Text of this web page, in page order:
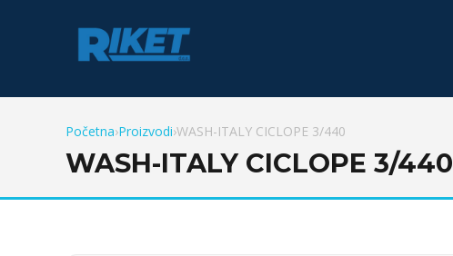
Početna›Proizvodi›WASH-ITALY CICLOPE 3/440
WASH-ITALY CICLOPE 3/440